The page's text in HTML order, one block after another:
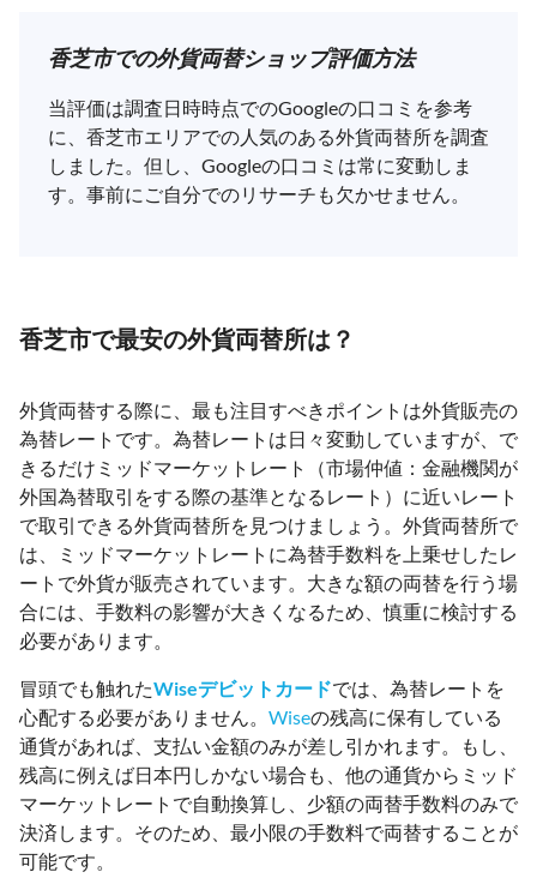
香芝市での外貨両替ショップ評価方法
当評価は調査日時時点でのGoogleの口コミを参考
に、香芝市エリアでの人気のある外貨両替所を調査
しました。但し、Googleの口コミは常に変動しま
す。事前にご自分でのリサーチも欠かせません。
香芝市で最安の外貨両替所は？
外貨両替する際に、最も注目すべきポイントは外貨販売の
為替レートです。為替レートは日々変動していますが、で
きるだけミッドマーケットレート（市場仲値：金融機関が
外国為替取引をする際の基準となるレート）に近いレート
で取引できる外貨両替所を見つけましょう。外貨両替所で
は、ミッドマーケットレートに為替手数料を上乗せしたレ
ートで外貨が販売されています。大きな額の両替を行う場
合には、手数料の影響が大きくなるため、慎重に検討する
必要があります。
冒頭でも触れたWiseデビットカードでは、為替レートを
心配する必要がありません。 Wiseの残高に保有している
通貨があれば、支払い金額のみが差し引かれます。もし、
残高に例えば日本円しかない場合も、他の通貨からミッド
マーケットレートで自動換算し、少額の両替手数料のみで
決済します。そのため、最小限の手数料で両替することが
可能です。